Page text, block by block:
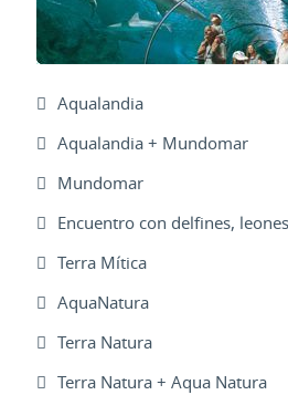
Aqualandia
Aqualandia + Mundomar
Mundomar
Encuentro con delfines,
Terra Mítica
AquaNatura
Terra Natura
Terra Natura + Aqua Natura